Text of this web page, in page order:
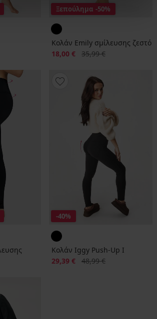
Ξεπούλημα -50%
Κολάν Emily σμίλευσης ζεστό
Έκπτωση
18,00 € Αρχική τιμή
35,99 €
-40%
Κολάν Iggy Push-Up Ι
Έκπτωση
29,39 € Αρχική τιμή
48,99 €